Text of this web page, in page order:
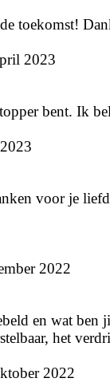
toekomst!
2023
bent. Ik
voor je
2022
en wat ben
het
2022